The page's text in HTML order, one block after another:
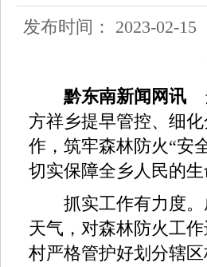
发布时间： 2023-02-
黔东南新闻网讯
方祥乡提早管控、细
作，筑牢森林防火“安
切实保障全乡人民的生
抓实工作有力度。
天气，对森林防火工
村严格管护好划分辖